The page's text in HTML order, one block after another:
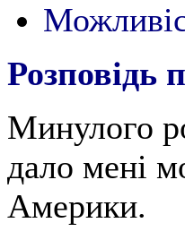
Розповідь
Минулого
дало мені
Америки.